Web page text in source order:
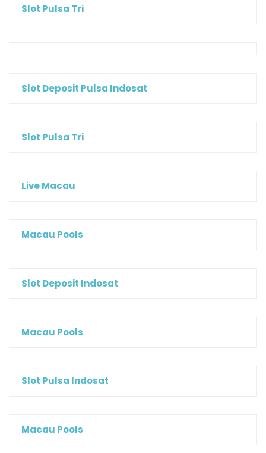
Slot Pulsa Tri
Slot Deposit Pulsa Indosat
Slot Pulsa Tri
Live Macau
Macau Pools
Slot Deposit Indosat
Macau Pools
Slot Pulsa Indosat
Macau Pools